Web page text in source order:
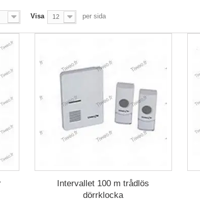
Visa 12 per sida
Intervallet 100 m trådlös
dörrklocka